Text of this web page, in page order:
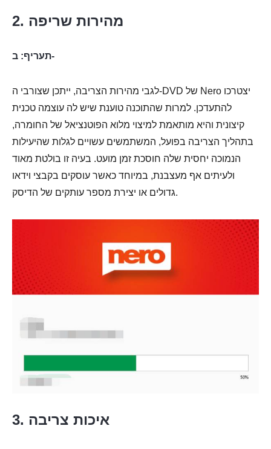
2. מהירות שריפה
תעריף: ב-
לגבי מהירות הצריבה, ייתכן שצורבי ה-DVD של Nero יצטרכו
להתעדכן. למרות שהתוכנה טוענת שיש לה עוצמה טכנית
קיצונית והיא מותאמת למיצוי מלוא הפוטנציאל של החומרה,
בתהליך הצריבה בפועל, המשתמשים עשויים לגלות שהיעילות
הנמוכה יחסית שלה חוסכת זמן מועט. בעיה זו בולטת מאוד
ולעיתים אף מעצבנת, במיוחד כאשר עוסקים בקבצי וידאו
גדולים או יצירת מספר עותקים של הדיסק.
3. איכות צריבה